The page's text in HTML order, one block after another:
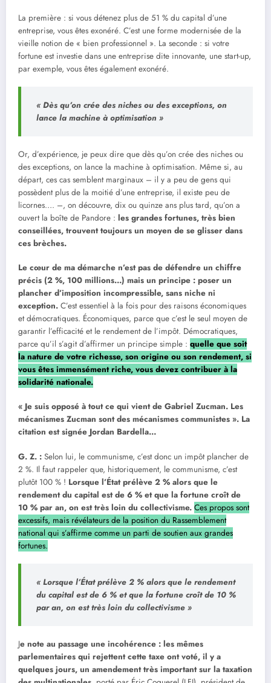
La première : si vous détenez plus de 51 % du capital d’une
entreprise, vous êtes exonéré. C’est une forme modernisée de la
vieille notion de « bien professionnel ». La seconde : si votre
fortune est investie dans une entreprise dite innovante, une start-up,
par exemple, vous êtes également exonéré.
« Dès qu’on crée des niches ou des exceptions, on
lance la machine à optimisation »
Or, d’expérience, je peux dire que dès qu’on crée des niches ou
des exceptions, on lance la machine à optimisation. Même si, au
départ, ces cas semblent marginaux – il y a peu de gens qui
possèdent plus de la moitié d’une entreprise, il existe peu de
licornes…. –, on découvre, dix ou quinze ans plus tard, qu’on a
ouvert la boîte de Pandore : les grandes fortunes, très bien
conseillées, trouvent toujours un moyen de se glisser dans
ces brèches.
Le cœur de ma démarche n’est pas de défendre un chiffre
précis (2 %, 100 millions…) mais un principe : poser un
plancher d’imposition incompressible, sans niche ni
exception. C’est essentiel à la fois pour des raisons économiques
et démocratiques. Économiques, parce que c’est le seul moyen de
garantir l’efficacité et le rendement de l’impôt. Démocratiques,
parce qu’il s’agit d’affirmer un principe simple : quelle que soit
la nature de votre richesse, son origine ou son rendement, si
vous êtes immensément riche, vous devez contribuer à la
solidarité nationale.
« Je suis opposé à tout ce qui vient de Gabriel Zucman. Les
mécanismes Zucman sont des mécanismes communistes ». La
citation est signée Jordan Bardella…
G. Z. : Selon lui, le communisme, c’est donc un impôt plancher de
2 %. Il faut rappeler que, historiquement, le communisme, c’est
plutôt 100 % ! Lorsque l’État prélève 2 % alors que le
rendement du capital est de 6 % et que la fortune croît de
10 % par an, on est très loin du collectivisme. Ces propos sont
excessifs, mais révélateurs de la position du Rassemblement
national qui s’affirme comme un parti de soutien aux grandes
fortunes.
« Lorsque l’État prélève 2 % alors que le rendement
du capital est de 6 % et que la fortune croît de 10 %
par an, on est très loin du collectivisme »
Je note au passage une incohérence : les mêmes
parlementaires qui rejettent cette taxe ont voté, il y a
quelques jours, un amendement très important sur la taxation